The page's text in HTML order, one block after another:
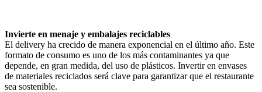
Invierte en menaje y embalajes reciclables
El delivery ha crecido de manera exponencial en el último año. Este
formato de consumo es uno de los más contaminantes ya que
depende, en gran medida, del uso de plásticos. Invertir en envases
de materiales reciclados será clave para garantizar que el restaurante
sea sostenible.